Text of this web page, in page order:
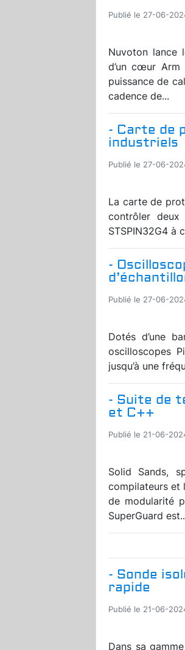
Publié le 27-06-
Nuvoton lance
d’un cœur
puissance de
cadence de...
- Carte de
industriels
Publié le 27-06-
La carte de
contrôler
STSPIN32G4 à
-
Publié le 27-06-
Dotés d’une
oscilloscopes
jusqu’à une
- Suite de
et C++
Publié le 21-06-
Solid Sands,
compilateurs et
de modularité
SuperGuard
- Sonde
rapide
Publié le 21-06-
Dans sa